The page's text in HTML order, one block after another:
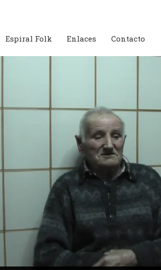
Espiral Folk Enlaces Contacto